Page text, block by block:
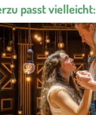
passt vielleicht: